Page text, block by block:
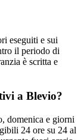
eseguiti e sui
il periodo di
è scritta e
a Blevio?
domenica e giorni
24 ore su 24 al